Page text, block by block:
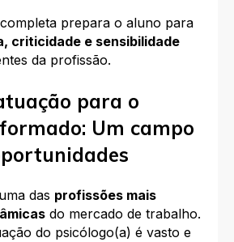
prepara o aluno para
criticidade e sensibilidade
da profissão.
para o
Um campo
das profissões mais
do mercado de trabalho.
do psicólogo(a) é vasto e